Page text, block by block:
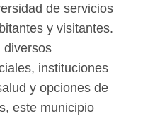
de servicios
y visitantes.
diversos
instituciones
y opciones de
este municipio